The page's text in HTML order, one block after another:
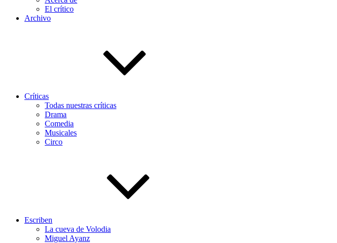
El crítico
Archivo
Críticas
Todas nuestras críticas
Drama
Comedia
Musicales
Circo
Escriben
La cueva de Volodia
Miguel Ayanz